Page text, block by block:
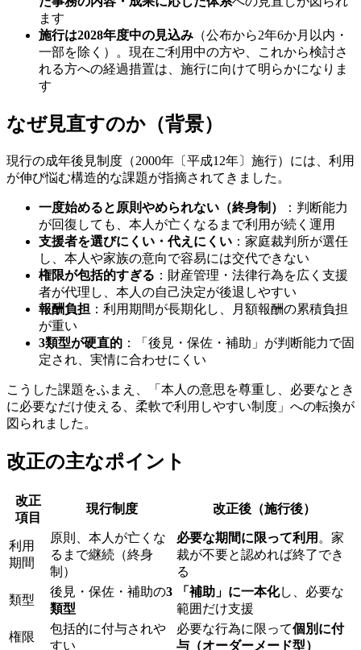
ます
施行は2028年度中の見込み （公布から2年6か月以内・
一部を除く）。現在ご利用中の方や、これから検討さ
れる方への経過措置は、施行に向けて明らかになりま
す
なぜ見直すのか（背景）
現行の成年後見制度（2000年〔平成12年〕施行）には、利用
が伸び悩む構造的な課題が指摘されてきました。
一度始めると原則やめられない（終身制）
：判断能力
が回復しても、本人が亡くなるまで利用が続く運用
支援者を選びにくい・代えにくい ：家庭裁判所が選任
し、本人や家族の意向で容易には交代できない
権限が包括的すぎる ：財産管理・法律行為を広く支援
者が代理し、本人の自己決定が後退しやすい
報酬負担 ：利用期間が長期化し、月額報酬の累積負担
が重い
3類型が硬直的 ：「後見・保佐・補助」が判断能力で固
定され、実情に合わせにくい
こうした課題をふまえ、「本人の意思を尊重し、必要なとき
に必要なだけ使える、柔軟で利用しやすい制度」への転換が
図られました。
改正の主なポイント
改正
項目
現行制度 改正後（施行後）
利用
期間
原則、本人が亡くな
るまで継続（終身
制）
必要な期間に限って利用 。家
裁が不要と認めれば終了でき
る
類型
後見・保佐・補助の3
類型
「補助」に一本化し、必要な
範囲だけ支援
権限
包括的に付与されや
すい
必要な行為に限って個別に付
与（オーダーメード型）